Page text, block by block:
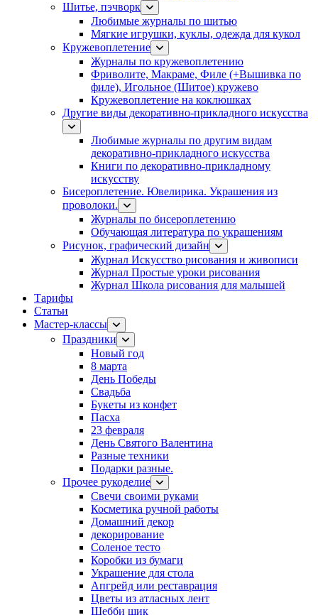
Шитье, пэчворк
Любимые журналы по шитью
Мягкие игрушки, куклы, одежда для кукол
Кружевоплетение
Журналы по кружевоплетению
Фриволите, Макраме, Филе (+Вышивка по
филе), Игольное (Шитое) кружево
Кружевоплетение на коклюшках
Другие виды декоративно-прикладного искусства
Любимые журналы по другим видам
декоративно-прикладного искусства
Книги по декоративно-прикладному
искусству
Бисероплетение. Ювелирика. Украшения из
проволоки.
Журналы по бисероплетению
Обучающая литература по украшениям
Рисунок, графический дизайн
Журнал Искусство рисования и живописи
Журнал Простые уроки рисования
Журнал Школа рисования для малышей
Тарифы
Статьи
Мастер-классы
Праздники
Новый год
8 марта
День Победы
Свадьба
Букеты из конфет
Пасха
23 февраля
День Святого Валентина
Разные техники
Подарки разные.
Прочее рукоделие
Свечи своими руками
Косметика ручной работы
Домашний декор
декорирование
Соленое тесто
Коробки из бумаги
Украшение для стола
Апгрейд или реставрация
Цветы из атласных лент
Шебби шик